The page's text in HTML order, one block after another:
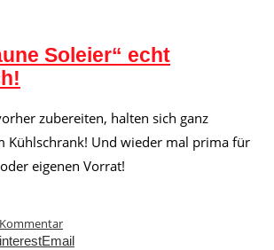
Soleier“ echt
zubereiten, halten sich ganz
Kühlschrank! Und wieder mal prima für
eigenen Vorrat!
Email